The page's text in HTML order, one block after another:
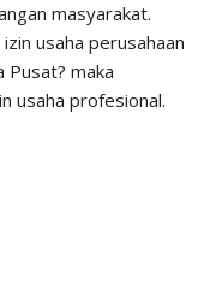
masyarakat.
usaha perusahaan
Pusat? maka
usaha profesional.